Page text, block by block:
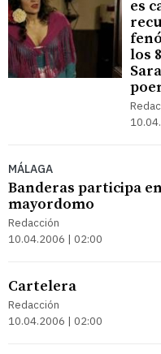
es
los
MÁLAGA
Banderas participa
mayordomo
Redacción
10.04.2006 | 02:00
Cartelera
Redacción
10.04.2006 | 02:00